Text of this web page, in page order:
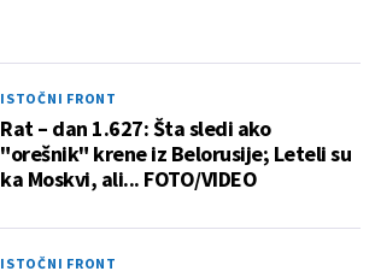
ISTOČNI FRONT
Rat – dan 1.627: Šta sledi ako
"orešnik" krene iz Belorusije; Leteli su
ka Moskvi, ali... FOTO/VIDEO
ISTOČNI FRONT